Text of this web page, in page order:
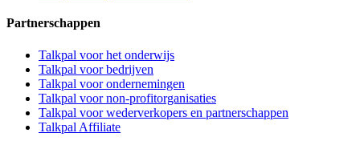
Partnerschappen
Talkpal voor het onderwijs
Talkpal voor bedrijven
Talkpal voor ondernemingen
Talkpal voor non-profitorganisaties
Talkpal voor wederverkopers en partnerschappen
Talkpal Affiliate